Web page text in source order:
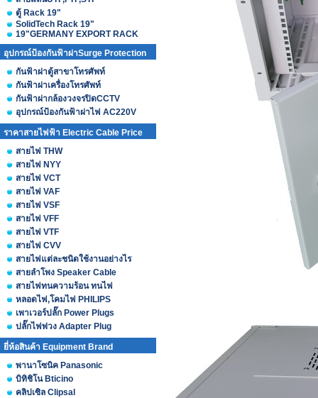
ตู้ Rack 19"
SolidTech Rack 19"
19"GERMANY EXPORT RACK
อุปกรณ์ป้องกันฟ้าผ่าSurge Protection
กันฟ้าผ่าตู้สาขาโทรศัพท์
กันฟ้าผ่าเครื่องโทรศัพท์
กันฟ้าผ่ากล้องวงจรปิดCCTV
อุปกรณ์ป้องกันฟ้าผ่าไฟ AC220V
ราคาสายไฟฟ้า Electric Cable Price
สายไฟ THW
สายไฟ NYY
สายไฟ VCT
สายไฟ VAF
สายไฟ VSF
สายไฟ VFF
สายไฟ VTF
สายไฟ CVV
สายไฟแต่ละชนิดใช้งานอย่างไร
สายลำโพง Speaker Cable
สายไฟทนความร้อน ทนไฟ
หลอดไฟ,โคมไฟ PHILIPS
เพาเวอร์ปลั๊ก Power Plugs
ปลั๊กไฟพ่วง Adapter Plug
ยี่ห้อสินค้า Equipment Brand
พานาโซนิค Panasonic
บิทิชิโน Bticino
คลิปเซิล Clipsal